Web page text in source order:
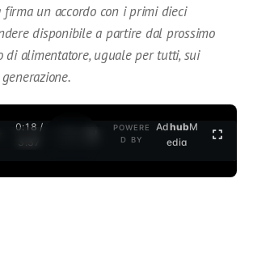
firma un accordo con i primi dieci
disponibile a partire dal prossimo
di alimentatore, uguale per tutti, sui
0:18 /
3:37
POWERE
D BY
AdhubM
edia